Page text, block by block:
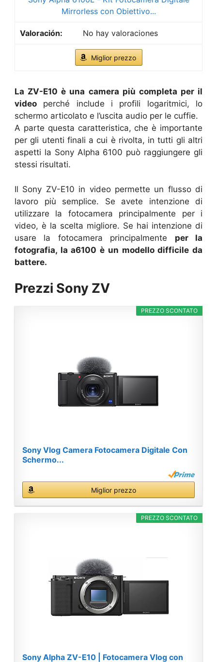
Mirrorless con Obiettivo...
No hay valoraciones
Miglior prezzo
La ZV-E10 è una camera più completa per il
video perché include i profili logaritmici, lo
schermo articolato e l’uscita audio per le cuffie.
A parte questa caratteristica, che è importante
per gli utenti finali a cui è rivolta, in tutti gli altri
aspetti la Sony Alpha 6100 può raggiungere gli
stessi risultati.
Il Sony ZV-E10 in video permette un flusso di
lavoro più semplice. Se avete intenzione di
utilizzare la fotocamera principalmente per i
video, è la scelta migliore. Se hai intenzione di
usare la fotocamera principalmente per la
fotografia, la a6100 è un modello difficile da
battere.
Prezzi Sony ZV
PREZZO SCONTATO
Sony Vlog Camera Fotocamera Digitale Con
Schermo...
Miglior prezzo
PREZZO SCONTATO
Sony Alpha ZV-E10 | Fotocamera Vlog con